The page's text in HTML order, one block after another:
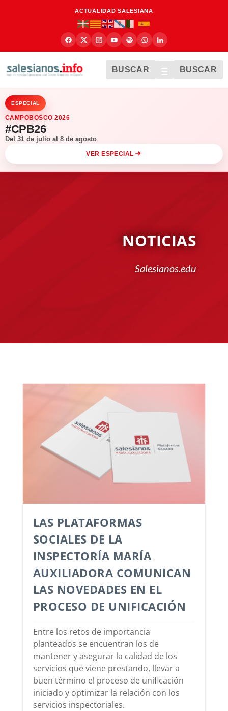
ACTUALIDAD SALESIANA
BUSCAR BUSCAR
ESPECIAL
CAMPOBOSCO 2026
#CPB26
Del 31 de julio al 8 de agosto
VER ESPECIAL
NOTICIAS
Salesianos.edu
LAS PLATAFORMAS
SOCIALES DE LA
INSPECTORÍA MARÍA
AUXILIADORA COMUNICAN
LAS NOVEDADES EN EL
PROCESO DE UNIFICACIÓN
Entre los retos de importancia
planteados se encuentran los de
mantener y asegurar la calidad de los
servicios que viene prestando, llevar a
buen término el proceso de unificación
iniciado y optimizar la relación con los
servicios inspectoriales.